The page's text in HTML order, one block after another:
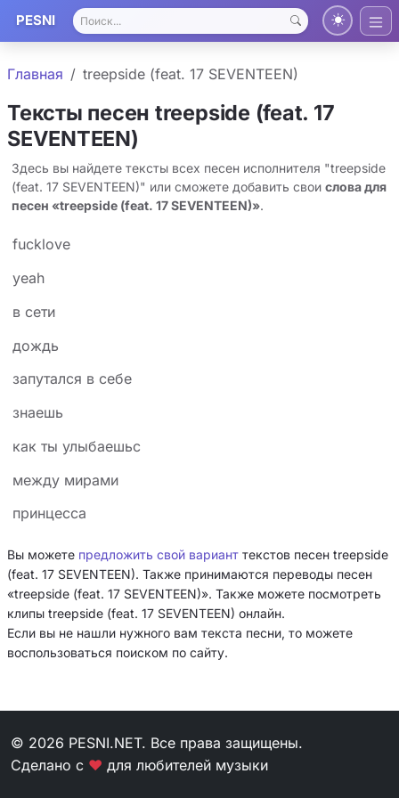
PESNI
Главная treepside (feat. 17 SEVENTEEN)
Тексты песен treepside (feat. 17
SEVENTEEN)
Здесь вы найдете тексты всех песен исполнителя "treepside
(feat. 17 SEVENTEEN)" или сможете добавить свои слова для
песен «treepside (feat. 17 SEVENTEEN)».
fucklove
yeah
в сети
дождь
запутался в себе
знаешь
как ты улыбаешьс
между мирами
принцесса
Вы можете предложить свой вариант текстов песен treepside
(feat. 17 SEVENTEEN). Также принимаются переводы песен
«treepside (feat. 17 SEVENTEEN)». Также можете посмотреть
клипы treepside (feat. 17 SEVENTEEN) онлайн.
Если вы не нашли нужного вам текста песни, то можете
воспользоваться поиском по сайту.
© 2026 PESNI.NET. Все права защищены.
Сделано с ❤ для любителей музыки